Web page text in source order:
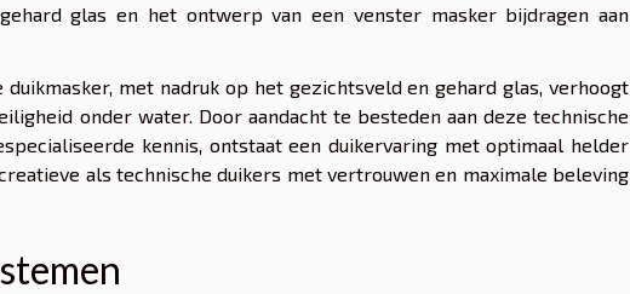
glas en het ontwerp van een venster masker bijdragen aan
met nadruk op het gezichtsveld en gehard glas, verhoogt
onder water. Door aandacht te besteden aan deze technische
kennis, ontstaat een duikervaring met optimaal helder
als technische duikers met vertrouwen en maximale beleving